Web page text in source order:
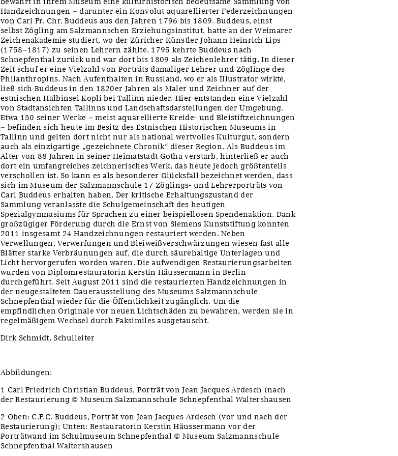
Handzeichnungen – darunter ein Konvolut aquarellierter Federzeichnungen
von Carl Fr. Chr. Buddeus aus den Jahren 1796 bis 1809. Buddeus, einst
selbst Zögling am Salzmannschen Erziehungsinstitut, hatte an der Weimarer
Zeichenakademie studiert, wo der Züricher Künstler Johann Heinrich Lips
(1758–1817) zu seinen Lehrern zählte. 1795 kehrte Buddeus nach
Schnepfenthal zurück und war dort bis 1809 als Zeichenlehrer tätig. In dieser
Zeit schuf er eine Vielzahl von Porträts damaliger Lehrer und Zöglinge des
Philanthropins. Nach Aufenthalten in Russland, wo er als Illustrator wirkte,
ließ sich Buddeus in den 1820er Jahren als Maler und Zeichner auf der
estnischen Halbinsel Kopli bei Tallinn nieder. Hier entstanden eine Vielzahl
von Stadtansichten Tallinns und Landschaftsdarstellungen der Umgebung.
Etwa 150 seiner Werke – meist aquarellierte Kreide- und Bleistiftzeichnungen
– befinden sich heute im Besitz des Estnischen Historischen Museums in
Tallinn und gelten dort nicht nur als national wertvolles Kulturgut, sondern
auch als einzigartige „gezeichnete Chronik“ dieser Region. Als Buddeus im
Alter von 88 Jahren in seiner Heimatstadt Gotha verstarb, hinterließ er auch
dort ein umfangreiches zeichnerisches Werk, das heute jedoch größtenteils
verschollen ist. So kann es als besonderer Glücksfall bezeichnet werden, dass
sich im Museum der Salzmannschule 17 Zöglings- und Lehrerporträts von
Carl Buddeus erhalten haben. Der kritische Erhaltungszustand der
Sammlung veranlasste die Schulgemeinschaft des heutigen
Spezialgymnasiums für Sprachen zu einer beispiellosen Spendenaktion. Dank
großzügiger Förderung durch die Ernst von Siemens Kunststiftung konnten
2011 insgesamt 24 Handzeichnungen restauriert werden. Neben
Verwellungen, Verwerfungen und Bleiweißverschwärzungen wiesen fast alle
Blätter starke Verbräunungen auf, die durch säurehaltige Unterlagen und
Licht hervorgerufen worden waren. Die aufwendigen Restaurierungsarbeiten
wurden von Diplomrestauratorin Kerstin Häussermann in Berlin
durchgeführt. Seit August 2011 sind die restaurierten Handzeichnungen in
der neugestalteten Dauerausstellung des Museums Salzmannschule
Schnepfenthal wieder für die Öffentlichkeit zugänglich. Um die
empfindlichen Originale vor neuen Lichtschäden zu bewahren, werden sie in
regelmäßigem Wechsel durch Faksimiles ausgetauscht.
Dirk Schmidt, Schulleiter
Abbildungen:
1 Carl Friedrich Christian Buddeus, Porträt von Jean Jacques Ardesch (nach
der Restaurierung © Museum Salzmannschule Schnepfenthal Waltershausen
2 Oben: C.F.C. Buddeus, Porträt von Jean Jacques Ardesch (vor und nach der
Restaurierung); Unten: Restauratorin Kerstin Häussermann vor der
Porträtwand im Schulmuseum Schnepfenthal © Museum Salzmannschule
Schnepfenthal Waltershausen